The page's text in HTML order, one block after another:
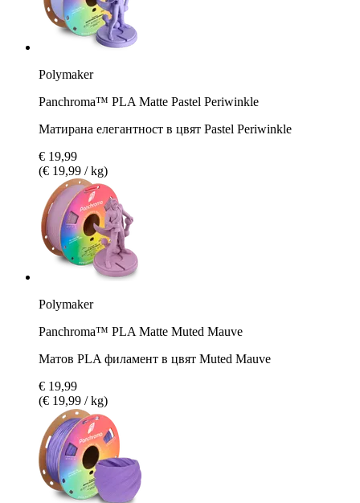
Polymaker
Panchroma™ PLA Matte Pastel Periwinkle
Матирана елегантност в цвят Pastel Periwinkle
€ 19,99
(€ 19,99 / kg)
Polymaker
Panchroma™ PLA Matte Muted Mauve
Матов PLA филамент в цвят Muted Mauve
€ 19,99
(€ 19,99 / kg)